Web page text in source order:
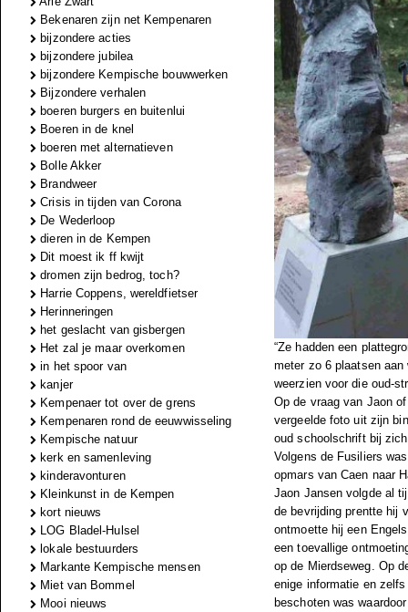
Bekenaren zijn net Kempenaren
bijzondere acties
bijzondere jubilea
bijzondere Kempische bouwwerken
Bijzondere verhalen
boeren burgers en buitenlui
Boeren in de knel
boeren met alternatieven
Bolle Akker
Brandweer
Crisis in tijden van Corona
De Wederloop
dieren in de Kempen
Dit moest ik ff kwijt
dromen zijn bedrog, toch?
Harrie Coppens, wereldfietser
Herinneringen
het geslacht van gisbergen
Het zal je maar overkomen
in het spoor van
kanjer
Kempenaer tot over de grens
Kempenaren rond de eeuwwisseling
Kempische natuur
kerk en samenleving
kinderavonturen
Kleinkunst in de Kempen
kort nieuws
LOG Bladel-Hulsel
lokale bestuurders
Markante Kempische mensen
Miet van Bommel
Mooi nieuws
“Ze hadden een
meter zo 6 plaatsen
weerzien voor die oud-
Op de vraag van Jaon
vergeelde foto uit zijn
oud schoolschrift bij
Volgens de Fusiliers
opmars van Caen naar
Jaon Jansen volgde al
de bevrijding prentte hij
ontmoette hij een
een toevallige
op de Mierdseweg. Op
enige informatie en
beschoten was